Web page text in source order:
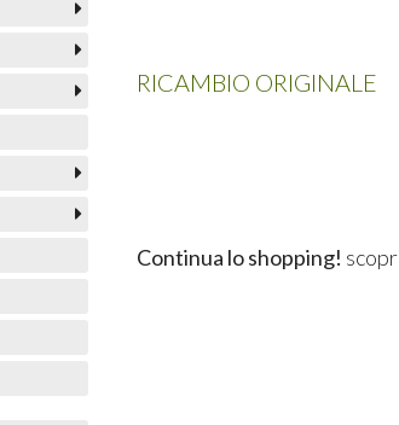
RICAMBIO ORIGINALE
Continua lo shopping!